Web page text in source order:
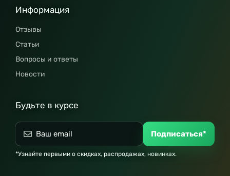
Информация
Отзывы
Статьи
Вопросы и ответы
Новости
Будьте в курсе
Подписаться*
*Узнайте первыми о скидках, распродажах, новинках.